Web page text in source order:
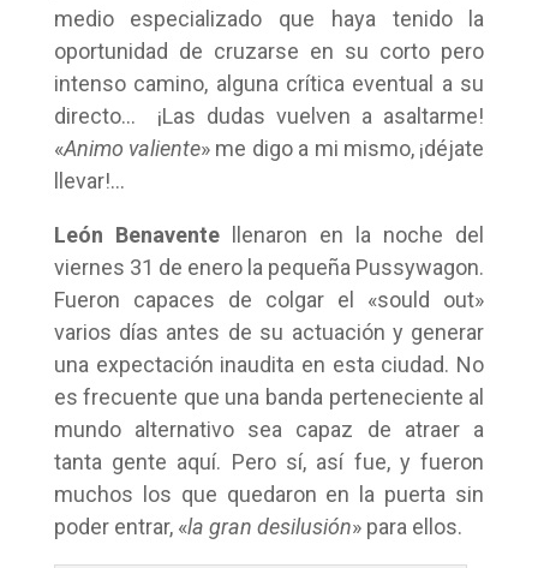
medio especializado que haya tenido la
oportunidad de cruzarse en su corto pero
intenso camino, alguna crítica eventual a su
directo… ¡Las dudas vuelven a asaltarme!
«Animo valiente» me digo a mi mismo, ¡déjate
llevar!…
León Benaventellenaron en la noche del
viernes 31 de enero la pequeña Pussywagon.
Fueron capaces de colgar el «sould out»
varios días antes de su actuación y generar
una expectación inaudita en esta ciudad. No
es frecuente que una banda perteneciente al
mundo alternativo sea capaz de atraer a
tanta gente aquí. Pero sí, así fue, y fueron
muchos los que quedaron en la puerta sin
poder entrar, «la gran desilusión» para ellos.